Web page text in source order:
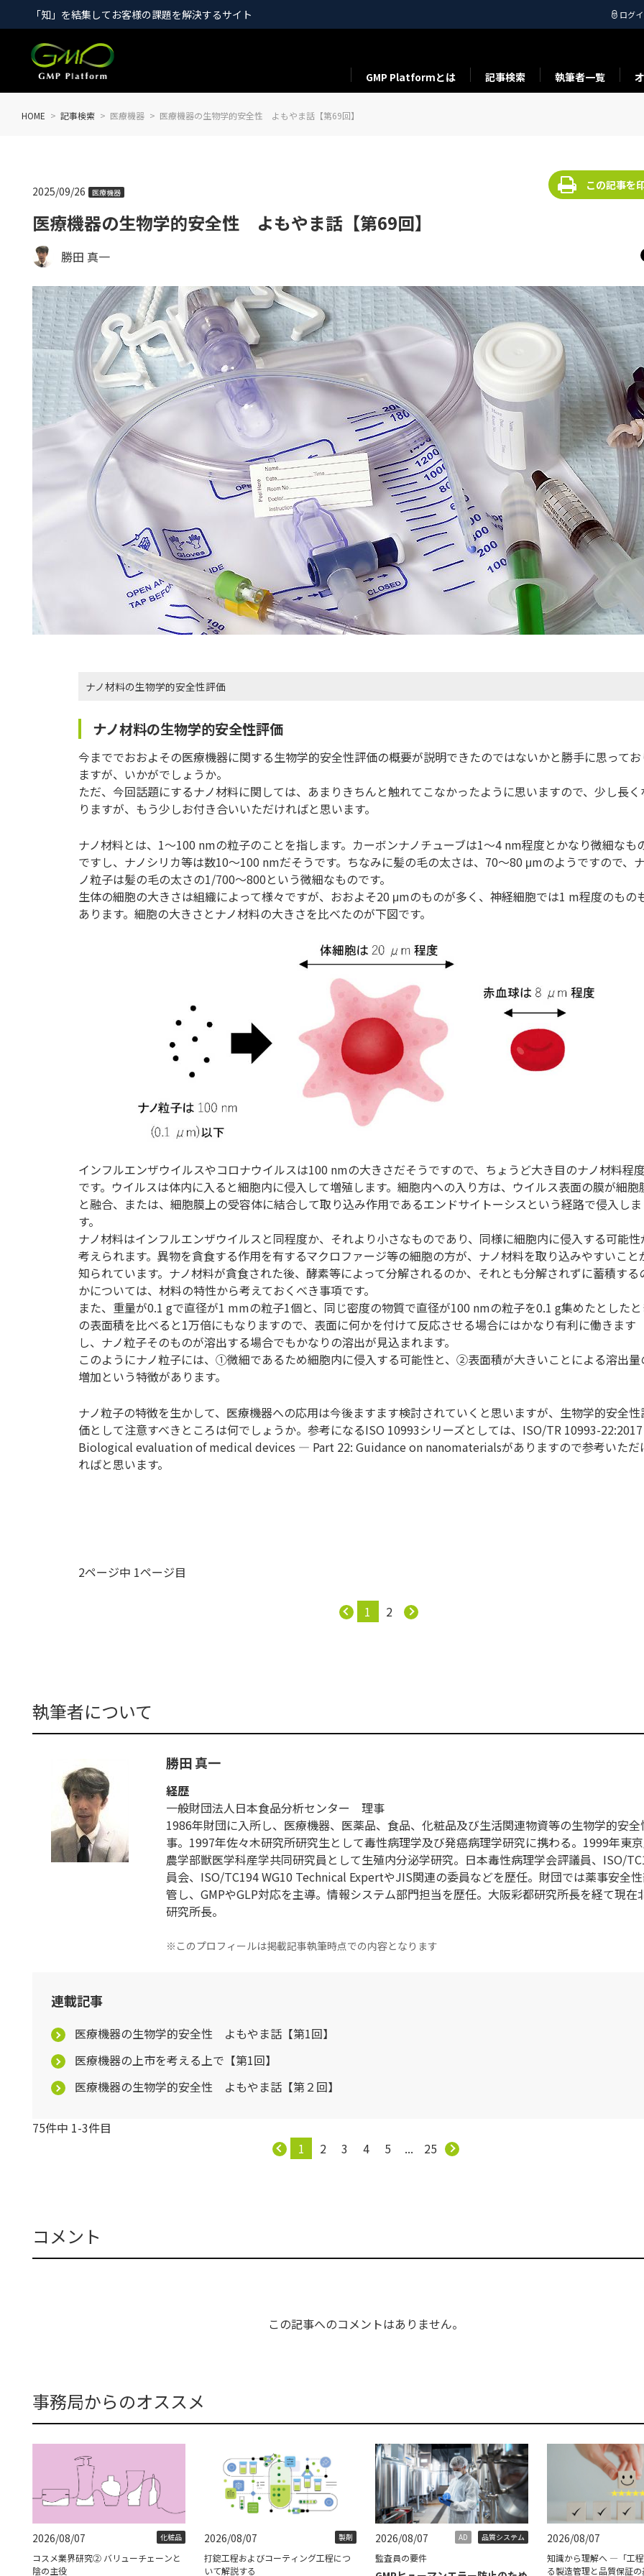
「知」を結集してお客様の課題を解決するサイト ログ
GMP Platformとは 記事検索 執筆者一覧
HOME 記事検索 医療機器 医療機器の生物学的安全性 よもやま話【第69回】
医療機器の生物学的安全性 よもやま話【第69回】
2025/09/26 医療機器
この記事を
勝田 真一
ナノ材料の生物学的安全性評価
ナノ材料の生物学的安全性評価
今まででおおよその医療機器に関する生物学的安全性評価の概要が説明できたのではないかと勝手に思ってお
ますが、いかがでしょうか。
ただ、今回話題にするナノ材料に関しては、あまりきちんと触れてこなかったように思いますので、少し長く
りますが、もう少しお付き合いいただければと思います。
ナノ材料とは、1～100 nmの粒子のことを指します。カーボンナノチューブは1～4 nm程度とかなり微細なも
ですし、ナノシリカ等は数10～100 nmだそうです。ちなみに髪の毛の太さは、70～80 μmのようですので、ナ
ノ粒子は髪の毛の太さの1/700～800という微細なものです。
生体の細胞の大きさは組織によって様々ですが、おおよそ20 μmのものが多く、神経細胞では1 m程度のもの
あります。細胞の大きさとナノ材料の大きさを比べたのが下図です。
インフルエンザウイルスやコロナウイルスは100 nmの大きさだそうですので、ちょうど大き目のナノ材料程度
です。ウイルスは体内に入ると細胞内に侵入して増殖します。細胞内への入り方は、ウイルス表面の膜が細胞
と融合、または、細胞膜上の受容体に結合して取り込み作用であるエンドサイトーシスという経路で侵入しま
す。
ナノ材料はインフルエンザウイルスと同程度か、それより小さなものであり、同様に細胞内に侵入する可能性
考えられます。異物を貪食する作用を有するマクロファージ等の細胞の方が、ナノ材料を取り込みやすいこと
知られています。ナノ材料が貪食された後、酵素等によって分解されるのか、それとも分解されずに蓄積する
かについては、材料の特性から考えておくべき事項です。
また、重量が0.1 gで直径が1 mmの粒子1個と、同じ密度の物質で直径が100 nmの粒子を0.1 g集めたとしたと
の表面積を比べると1万倍にもなりますので、表面に何かを付けて反応させる場合にはかなり有利に働きます
し、ナノ粒子そのものが溶出する場合でもかなりの溶出が見込まれます。
このようにナノ粒子には、①微細であるため細胞内に侵入する可能性と、②表面積が大きいことによる溶出量
増加という特徴があります。
ナノ粒子の特徴を生かして、医療機器への応用は今後ますます検討されていくと思いますが、生物学的安全性
価として注意すべきところは何でしょうか。参考になるISO 10993シリーズとしては、ISO/TR 10993-22:2017
Biological evaluation of medical devices ― Part 22: Guidance on nanomaterialsがありますので参考いただ
ればと思います。
2ページ中 1ページ目
1 2
執筆者について
勝田 真一
経歴
一般財団法人日本食品分析センター 理事
1986年財団に入所し、医療機器、医薬品、食品、化粧品及び生活関連物資等の生物学的安全
事。1997年佐々木研究所研究生として毒性病理学及び発癌病理学研究に携わる。1999年東
農学部獣医学科産学共同研究員として生殖内分泌学研究。日本毒性病理学会評議員、ISO/
員会、ISO/TC194 WG10 Technical ExpertやJIS関連の委員などを歴任。財団では薬事安全
管し、GMPやGLP対応を主導。情報システム部門担当を歴任。大阪彩都研究所長を経て現在
研究所長。
※このプロフィールは掲載記事執筆時点での内容となります
連載記事
医療機器の生物学的安全性 よもやま話【第1回】
医療機器の上市を考える上で【第1回】
医療機器の生物学的安全性 よもやま話【第２回】
75件中 1-3件目
1
2 3 4 5 ... 25
コメント
この記事へのコメントはありません。
事務局からのオススメ
2026/08/07 化粧品
コスメ業界研究② バリューチェーンと
陰の主役
2026/08/07 製剤
打錠工程およびコーティング工程につ
いて解説する
2026/08/07 AD 品質システム
監査員の要件
2026/08/07
知識から理解へ ―「工
る製造管理と品質保証